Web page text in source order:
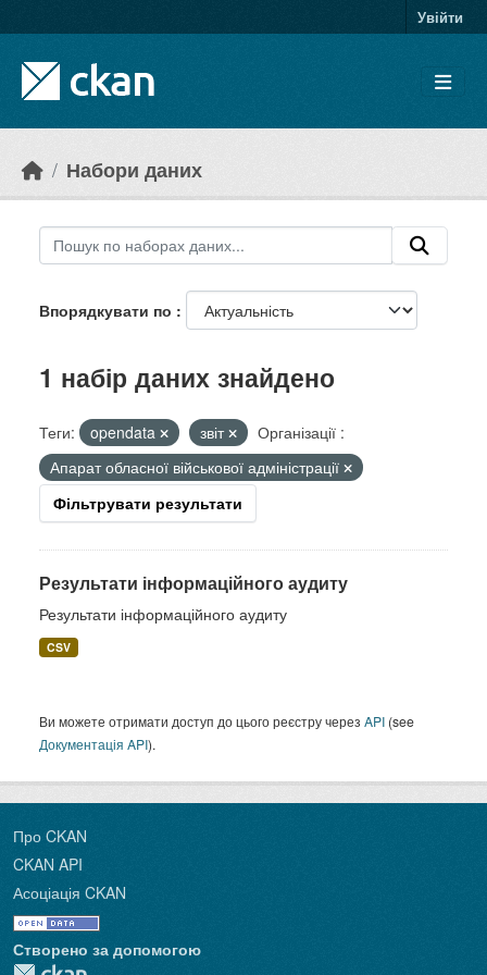
Увійти
Набори даних
Впорядкувати по
1 набір даних знайдено
Теги: opendata звіт
Організації :
Апарат обласної військової адміністрації
Фільтрувати результати
Результати інформаційного аудиту
Результати інформаційного аудиту
CSV
Ви можете отримати доступ до цього реєстру через API (see
Документація API).
Про CKAN
CKAN API
Асоціація CKAN
Створено за допомогою